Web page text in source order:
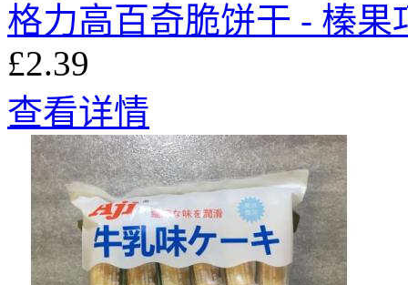
格力高百奇脆饼干 - 榛果
£2.39
查看详情